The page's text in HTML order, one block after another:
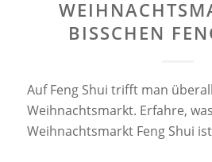
BISSCHEN
Auf Feng Shui trifft man
Weihnachtsmarkt. Erfahre,
Weihnachtsmarkt Feng Shui